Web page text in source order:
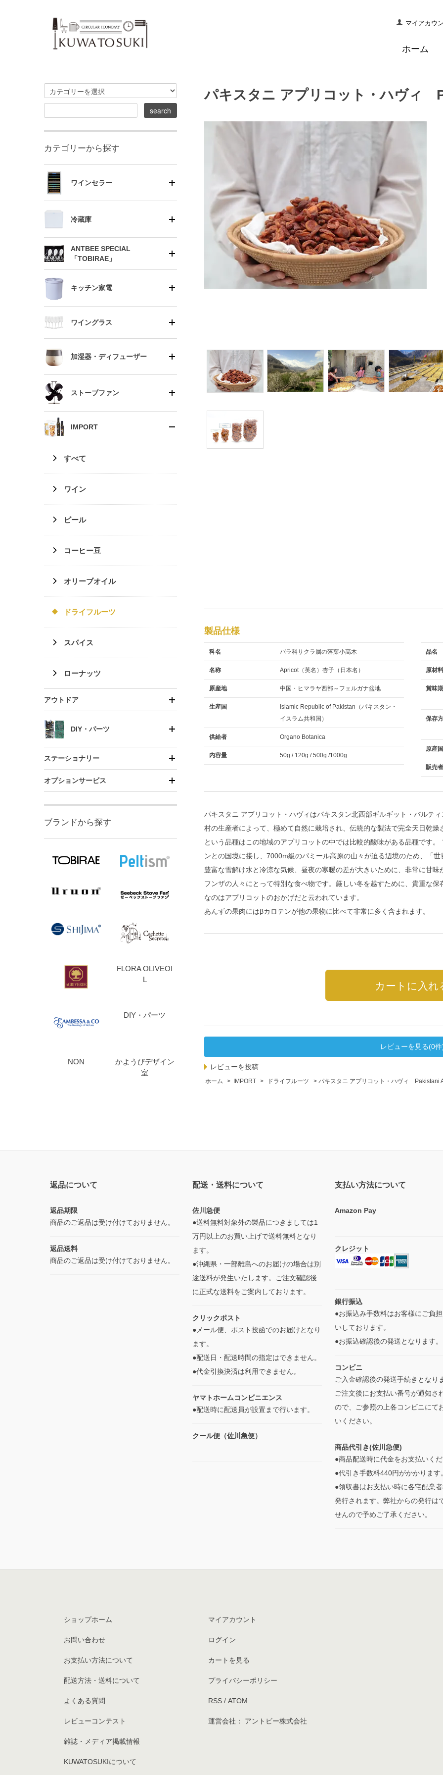
マイアカウ
ホーム
パキスタニ アプリコット・ハヴィ
製品仕様
科名 バラ科サクラ属の落葉小高木
名称 Apricot（英名）杏子（日本名）
原産地 中国・ヒマラヤ西部～フェルガナ盆地
生産国
Islamic Republic of Pakistan（パキスタン・
イスラム共和国）
供給者 Organo Botanica
内容量 50g / 120g / 500g /1000g
品名
原材
賞味
保存
原産
販売者
パキスタニ アプリコット・ハヴィはパキスタン北西部ギルギット・バルテ
村の生産者によって、極めて自然に栽培され、伝統的な製法で完全天日乾
という品種はこの地域のアプリコットの中では比較的酸味がある品種です
ンとの国境に接し、7000m級のパミール高原の山々が迫る辺境のため、「世
豊富な雪解け水と冷涼な気候、昼夜の寒暖の差が大きいために、非常に甘
フンザの人々にとって特別な食べ物です。厳しい冬を越すために、貴重な
なのはアプリコットのおかげだと云われています。
あんずの果肉にはβカロテンが他の果物に比べて非常に多く含まれます。
レビューを見る(0件
レビューを投稿
ホーム > IMPORT > ドライフルーツ > パキスタニ アプリコット・ハヴィ Pakistani
カテゴリーから探す
ワインセラー
冷蔵庫
ANTBEE SPECIAL
「TOBIRAE」
キッチン家電
ワイングラス
加湿器・ディフューザー
ストーブファン
IMPORT
すべて
ワイン
ビール
コーヒー豆
オリーブオイル
ドライフルーツ
スパイス
ローナッツ
アウトドア
DIY・パーツ
ステーショナリー
オプションサービス
ブランドから探す
FLORA OLIVEOI
L
DIY・パーツ
NON
かようびデザイン
室
返品について
返品期限
商品のご返品は受け付けておりません。
返品送料
商品のご返品は受け付けておりません。
配送・送料について
佐川急便
●送料無料対象外の製品につきましては1
万円以上のお買い上げで送料無料となり
ます。
●沖縄県・一部離島へのお届けの場合は別
途送料が発生いたします。ご注文確認後
に正式な送料をご案内しております。
クリックポスト
●メール便、ポスト投函でのお届けとなり
ます。
●配送日・配送時間の指定はできません。
●代金引換決済は利用できません。
ヤマトホームコンビニエンス
●配送時に配送員が設置まで行います。
クール便（佐川急便）
支払い方法について
Amazon Pay
クレジット
銀行振込
●お振込み手数料はお客様にご負
いしております。
●お振込確認後の発送となります。
コンビニ
ご入金確認後の発送手続きとなり
ご注文後にお支払い番号が通知さ
ので、ご参照の上各コンビニにて
いください。
商品代引き(佐川急便)
●商品配送時に代金をお支払いくだ
●代引き手数料440円がかかります。
●領収書はお支払い時に各宅配業者
発行されます。弊社からの発行は
せんので予めご了承ください。
ショップホーム
お問い合わせ
お支払い方法について
配送方法・送料について
よくある質問
レビューコンテスト
雑誌・メディア掲載情報
KUWATOSUKIについて
マイアカウント
ログイン
カートを見る
プライバシーポリシー
RSS/ ATOM
運営会社： アントビー株式会社